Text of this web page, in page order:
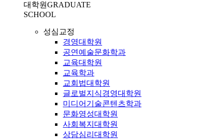
대학원GRADUATE
SCHOOL
성심교정
경영대학원
공연예술문화학과
교육대학원
교육학과
교회법대학원
글로벌지식경영대학원
미디어기술콘텐츠학과
문화영성대학원
사회복지대학원
상담심리대학원